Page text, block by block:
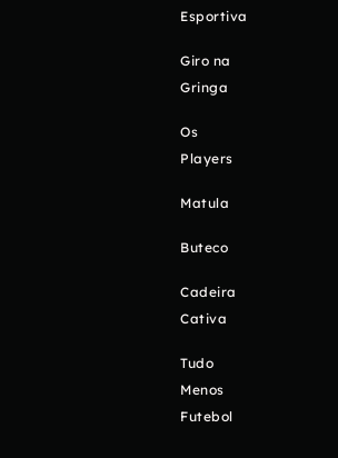
Esportiva
Giro na
Gringa
Os
Players
Matula
Buteco
Cadeira
Cativa
Tudo
Menos
Futebol